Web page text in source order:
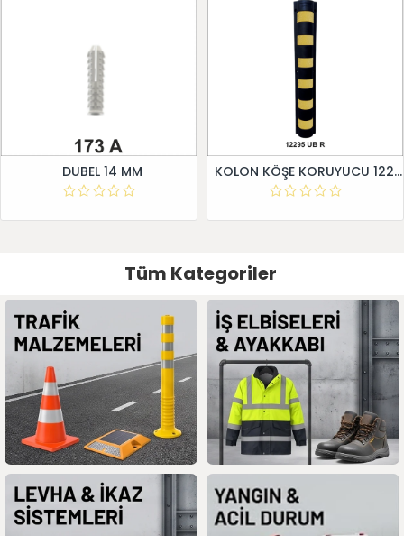
DUBEL 14 MM KOLON KÖŞE KORUYUCU 12295 UB R
Tüm Kategoriler